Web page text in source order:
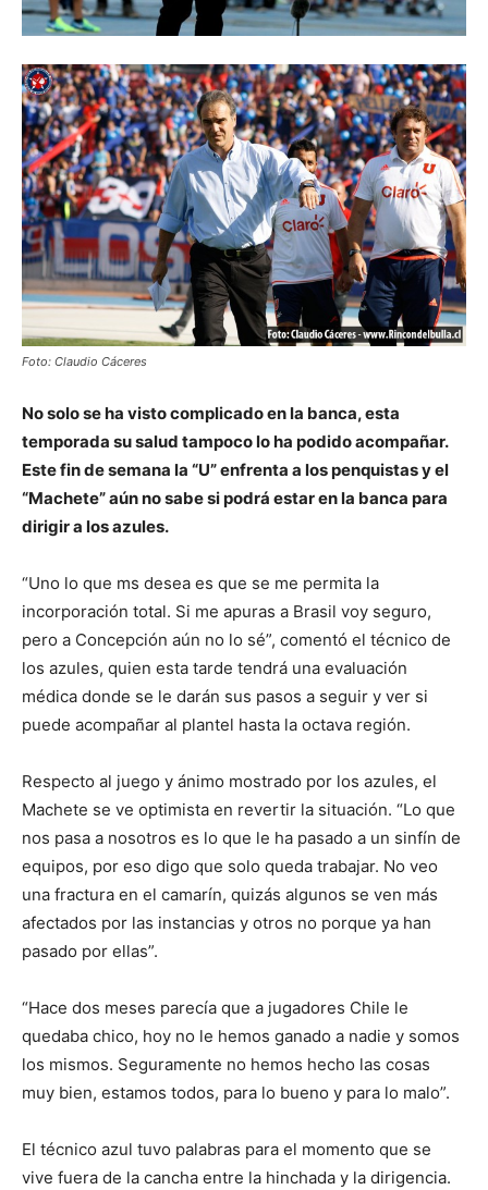
Foto: Claudio Cáceres
No solo se ha visto complicado en la banca, esta
temporada su salud tampoco lo ha podido acompañar.
Este fin de semana la “U” enfrenta a los penquistas y el
“Machete” aún no sabe si podrá estar en la banca para
dirigir a los azules.
“Uno lo que ms desea es que se me permita la
incorporación total. Si me apuras a Brasil voy seguro,
pero a Concepción aún no lo sé”, comentó el técnico de
los azules, quien esta tarde tendrá una evaluación
médica donde se le darán sus pasos a seguir y ver si
puede acompañar al plantel hasta la octava región.
Respecto al juego y ánimo mostrado por los azules, el
Machete se ve optimista en revertir la situación. “Lo que
nos pasa a nosotros es lo que le ha pasado a un sinfín de
equipos, por eso digo que solo queda trabajar. No veo
una fractura en el camarín, quizás algunos se ven más
afectados por las instancias y otros no porque ya han
pasado por ellas”.
“Hace dos meses parecía que a jugadores Chile le
quedaba chico, hoy no le hemos ganado a nadie y somos
los mismos. Seguramente no hemos hecho las cosas
muy bien, estamos todos, para lo bueno y para lo malo”.
El técnico azul tuvo palabras para el momento que se
vive fuera de la cancha entre la hinchada y la dirigencia.